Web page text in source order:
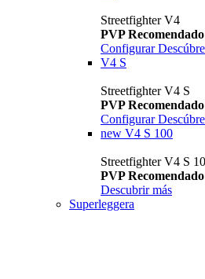
Streetfighter V4
PVP
Configurar
V4 S
Streetfighter V4 S
PVP
Configurar
new V4 S 100
Streetfighter V4 S
PVP
Descubrir más
Superleggera